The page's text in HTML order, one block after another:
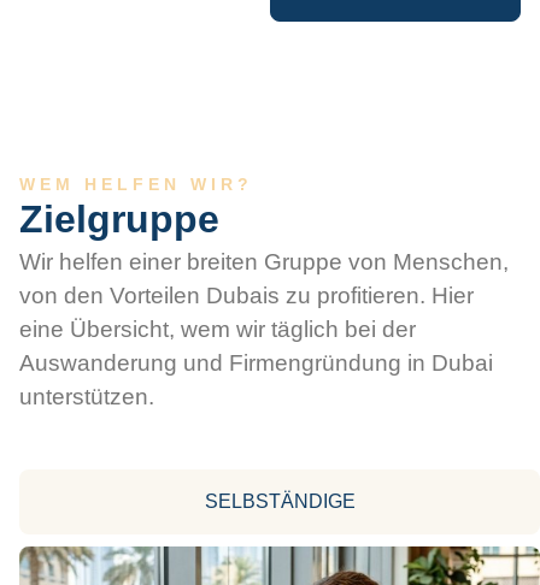
WEM HELFEN WIR?
Zielgruppe
Wir helfen einer breiten Gruppe von Menschen,
von den Vorteilen Dubais zu profitieren. Hier
eine Übersicht, wem wir täglich bei der
Auswanderung und Firmengründung in Dubai
unterstützen.
SELBSTÄNDIGE